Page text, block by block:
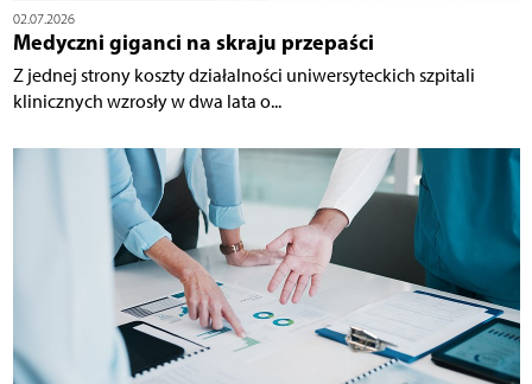
02.07.2026
Medyczni giganci na skraju przepaści
Z jednej strony koszty działalności uniwersyteckich szpitali
klinicznych wzrosły w dwa lata o...